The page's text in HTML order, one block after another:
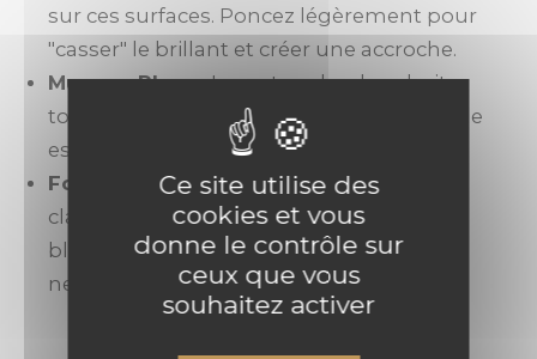
sur ces surfaces. Poncez légèrement pour
"casser" le brillant et créer une accroche.
Murs en Placo: Le carton du placo boit
toute la colle. Une sous-couche universelle
est obligatoire pour bloquer le fond.
Fonds Colorés: Si vous posez un papier
clair sur un mur foncé, peignez le mur en
blanc pour éviter que la couleur sombre
ne transparaisse.
Ce site utilise des
cookies et vous
donne le contrôle sur
ceux que vous
souhaitez activer